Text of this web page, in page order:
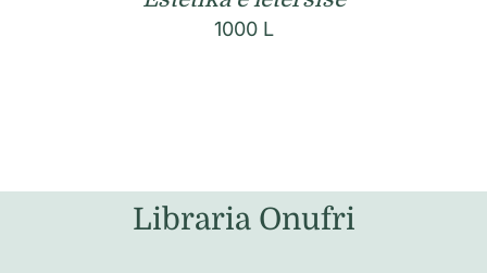
1000 L
Libraria Onufri